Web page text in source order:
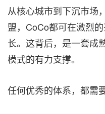
从核心城市到下沉市场
盟，CoCo都可在激烈
长。这背后，是一套成
模式的有力支撑。
任何优秀的体系，都需